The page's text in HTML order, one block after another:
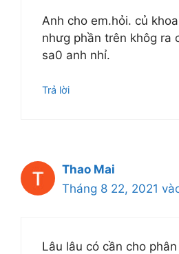
Anh cho em.hỏi. củ
nhưg phần trên khôg ra
sa0 anh nhỉ.
Trả lời
Thao Mai
Tháng 8 22, 2021
Lâu lâu có cần cho